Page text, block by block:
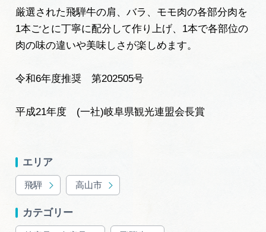
ぎふ旅レポーター記事
早わかり岐阜
買い物・お土産
岐阜県まるごと観光エリアガイド
岐阜県観光データベース
厳選された飛騨牛の肩、バラ、モモ肉の各部分肉を
1本ごとに丁寧に配分して作り上げ、1本で各部位の
肉の味の違いや美味しさが楽しめます。
令和6年度推奨 第202505号
平成21年度 (一社)岐阜県観光連盟会長賞
エリア
飛騨 高山市
カテゴリー